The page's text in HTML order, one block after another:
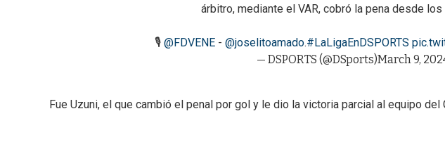
árbitro, mediante el VAR, cobró la pena desde
🎙 @FDVENE - @joselitoamado.#LaLigaEnDSPORTS
— DSPORTS (@DSports)March 9,
Fue Uzuni, el que cambió el penal por gol y le dio la victoria parcial al equipo del